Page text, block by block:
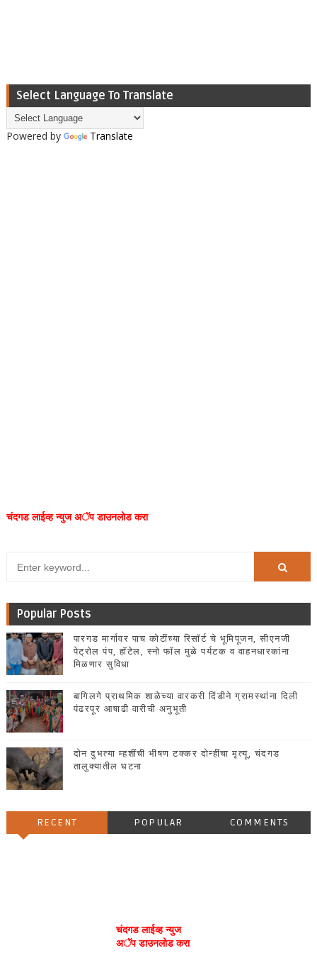
Select Language To Translate
Powered by Translate
चंदगड लाईव्ह न्युज अॅप डाउनलोड करा
Popular Posts
पारगड मार्गावर पाच कोटींच्या रिसॉर्ट चे भूमिपूजन, सीएनजी
पेट्रोल पंप, हॉटेल, स्नो फॉल मुळे पर्यटक व वाहनधारकांना
मिळणार सुविधा
बागिलगे प्राथमिक शाळेच्या वारकरी दिंडीने ग्रामस्थांना दिली
पंढरपूर आषाढी वारीची अनुभूती
दोन दुभत्या म्हशींची भीषण टक्कर दोन्हींचा मृत्यू, चंदगड
तालुक्यातील घटना
RECENT POPULAR COMMENTS
चंदगड लाईव्ह न्युज
अॅप डाउनलोड करा